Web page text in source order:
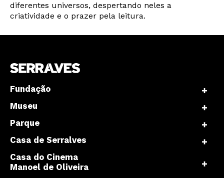
diferentes universos, despertando neles a
criatividade e o prazer pela leitura.
Fundação
Museu
Parque
Casa de Serralves
Casa do Cinema
Manoel de Oliveira
Interesses